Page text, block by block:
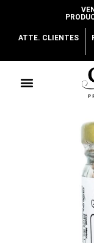
contenidoATTE. CLIENTES
Menu